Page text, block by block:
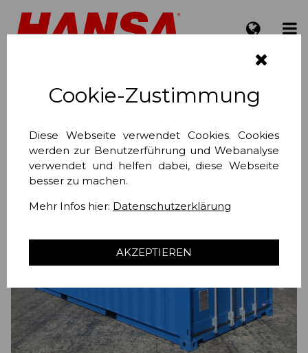
20 Fuß Seecontainer
Cookie-Zustimmung
Diese Webseite verwendet Cookies. Cookies
werden zur Benutzerführung und Webanalyse
verwendet und helfen dabei, diese Webseite
besser zu machen.
Mehr Infos hier: Datenschutzerklärung
AKZEPTIEREN